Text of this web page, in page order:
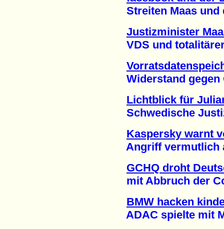
Streiten Maas und
Justizminister
VDS und totalitärer
Widerstand gegen
Lichtblick für
Schwedische
Kaspersky warnt
Angriff vermutlich
GCHQ droht
mit Abbruch der
BMW hacken
ADAC spielte mit